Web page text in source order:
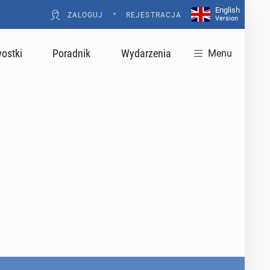
ZALOGUJ • REJESTRACJA
English
Version
Poradnik Wydarzenia Menu